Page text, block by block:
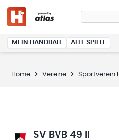
MEIN HANDBALL ALLE SPIELE
Home Vereine Sportverein
SV BVB 49 II